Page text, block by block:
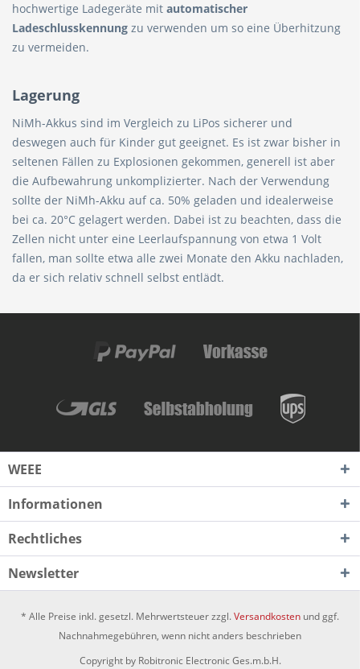
hochwertige Ladegeräte mit automatischer
Ladeschlusskennung zu verwenden um so eine Überhitzung
zu vermeiden.
Lagerung
NiMh-Akkus sind im Vergleich zu LiPos sicherer und
deswegen auch für Kinder gut geeignet. Es ist zwar bisher in
seltenen Fällen zu Explosionen gekommen, generell ist aber
die Aufbewahrung unkomplizierter. Nach der Verwendung
sollte der NiMh-Akku auf ca. 50% geladen und idealerweise
bei ca. 20°C gelagert werden. Dabei ist zu beachten, dass die
Zellen nicht unter eine Leerlaufspannung von etwa 1 Volt
fallen, man sollte etwa alle zwei Monate den Akku nachladen,
da er sich relativ schnell selbst entlädt.
WEEE
Informationen
Rechtliches
Newsletter
* Alle Preise inkl. gesetzl. Mehrwertsteuer zzgl.Versandkosten und ggf.
Nachnahmegebühren, wenn nicht anders beschrieben
Copyright by Robitronic Electronic Ges.m.b.H.